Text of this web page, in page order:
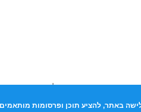
יוצרים. אם בבעלותך זכויות
באתר, להציע תוכן ופרסומות